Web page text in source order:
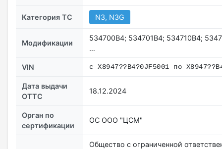
Категория ТС N3, N3G
Модификации
534700B4; 534701B4; 534710B4;
…
VIN с X8947??B4?0JF5001 по
Дата выдачи
ОТТС
18.12.2024
Орган по
сертификации
ОС ООО "ЦСМ"
Общество с ограниченной